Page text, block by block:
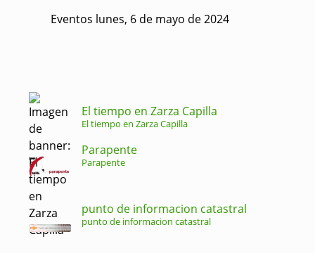
Eventos lunes, 6 de mayo de 2024
El tiempo en Zarza Capilla
El tiempo en Zarza Capilla
Parapente
Parapente
punto de informacion catastral
punto de informacion catastral